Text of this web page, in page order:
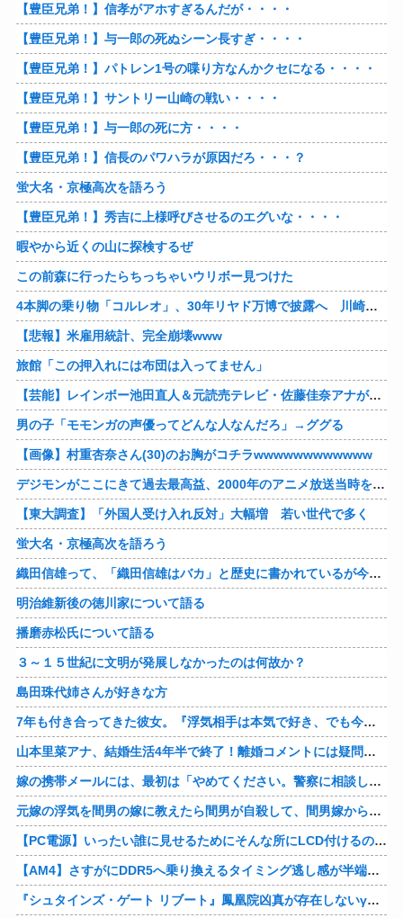
【豊臣兄弟！】信孝がアホすぎるんだが・・・・
【豊臣兄弟！】与一郎の死ぬシーン長すぎ・・・・
【豊臣兄弟！】パトレン1号の喋り方なんかクセになる・・・・
【豊臣兄弟！】サントリー山崎の戦い・・・・
【豊臣兄弟！】与一郎の死に方・・・・
【豊臣兄弟！】信長のパワハラが原因だろ・・・？
蛍大名・京極高次を語ろう
【豊臣兄弟！】秀吉に上様呼びさせるのエグいな・・・・
暇やから近くの山に探検するぜ
この前森に行ったらちっちゃいウリボー見つけた
4本脚の乗り物「コルレオ」、30年リヤド万博で披露へ 川崎重工が35年発売目指す
【悲報】米雇用統計、完全崩壊www
旅館「この押入れには布団は入ってません」
【芸能】レインボー池田直人＆元読売テレビ・佐藤佳奈アナが結婚
男の子「モモンガの声優ってどんな人なんだろ」→ググる
【画像】村重杏奈さん(30)のお胸がコチラwwwwwwwwwwww
デジモンがここにきて過去最高益、2000年のアニメ放送当時を上回る
【東大調査】「外国人受け入れ反対」大幅増 若い世代で多く
蛍大名・京極高次を語ろう
織田信雄って、「織田信雄はバカ」と歴史に書かれているが今まで家が残っているんでバカではないよな？
明治維新後の徳川家について語る
播磨赤松氏について語る
３～１５世紀に文明が発展しなかったのは何故か？
島田珠代姉さんが好きな方
7年も付き合ってきた彼女。『浮気相手は本気で好き、でも今の生活は壊したくない。あなたは家族で、浮気相手は恋人。それじゃ駄目なの？』人の心なんて持ってなかったｗ
山本里菜アナ、結婚生活4年半で終了！離婚コメントには疑問の声
嫁の携帯メールには、最初は「やめてください。警察に相談します」とかだったけど、最近は「昨日もすごかった。間君のが中でビクピｋ（ｒｙ」とｗ しかも羽目鳥も満載だった！
元嫁の浮気を間男の嫁に教えたら間男が自殺して、間男嫁から感謝されつつ元嫁に『いつ死ぬの？』と笑顔で言われた衝撃
【PC電源】いったい誰に見せるためにそんな所にLCD付けるのかな
【AM4】さすがにDDR5へ乗り換えるタイミング逃し感が半端ない
『シュタインズ・ゲート リブート』鳳凰院凶真が存在しないγ（ガンマ）世界線が追加される